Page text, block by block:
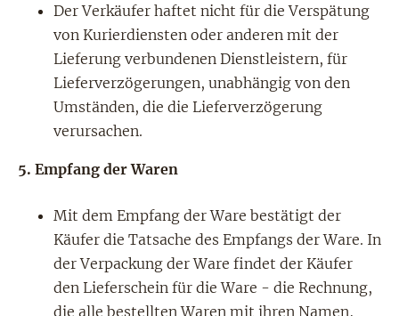
Der Verkäufer haftet nicht für die Verspätung
von Kurierdiensten oder anderen mit der
Lieferung verbundenen Dienstleistern, für
Lieferverzögerungen, unabhängig von den
Umständen, die die Lieferverzögerung
verursachen.
5. Empfang der Waren
Mit dem Empfang der Ware bestätigt der
Käufer die Tatsache des Empfangs der Ware. In
der Verpackung der Ware findet der Käufer
den Lieferschein für die Ware - die Rechnung,
die alle bestellten Waren mit ihren Namen,